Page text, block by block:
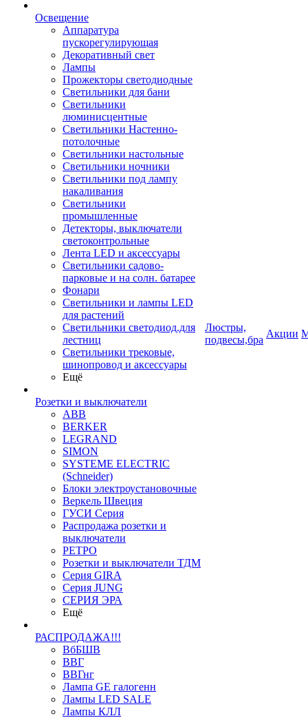
Освещение
Аппаратура
пускорегулирующая
Декоративный свет
Лампы
Прожекторы светодиодные
Светильники для бани
Светильники
люминисцентные
Светильники Настенно-
потолочные
Светильники настольные
Светильники ночники
Светильники под лампу
накаливания
Светильники
промышленные
Детекторы, выключатели
светоконтрольные
Лента LED и аксессуары
Светильники садово-
парковые и на солн. батарее
Фонари
Светильники и лампы LED
для растений
Светильники светодиод.для
лестниц
Светильники трековые,
шинопровод и аксессуары
Ещё
Розетки и выключатели
ABB
BERKER
LEGRAND
SIMON
SYSTEME ELECTRIC
(Schneider)
Блоки электроустановочные
Веркель Швеция
ГУСИ Серия
Распродажа розетки и
выключатели
РЕТРО
Розетки и выключатели ТДМ
Серия GIRA
Серия JUNG
СЕРИЯ ЭРА
Ещё
РАСПРОДАЖА!!!
ВбБШВ
ВВГ
ВВГнг
Лампа GE галогенн
Лампы LED SALE
Лампы КЛЛ
Люстры,
подвесы,бра
Акции